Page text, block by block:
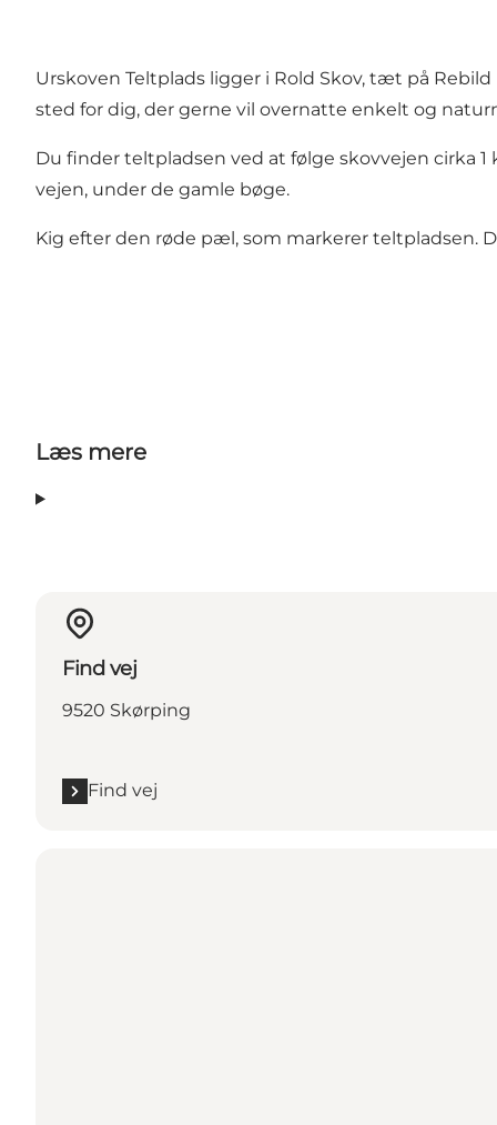
Urskoven Teltplads ligger i Rold Skov, tæt på Rebild
sted for dig, der gerne vil overnatte enkelt og
Du finder teltpladsen ved at følge skovvejen cirka
vejen, under de gamle bøge.
Kig efter den røde pæl, som markerer teltpladsen.
Læs mere
Find vej
9520 Skørping
Find vej